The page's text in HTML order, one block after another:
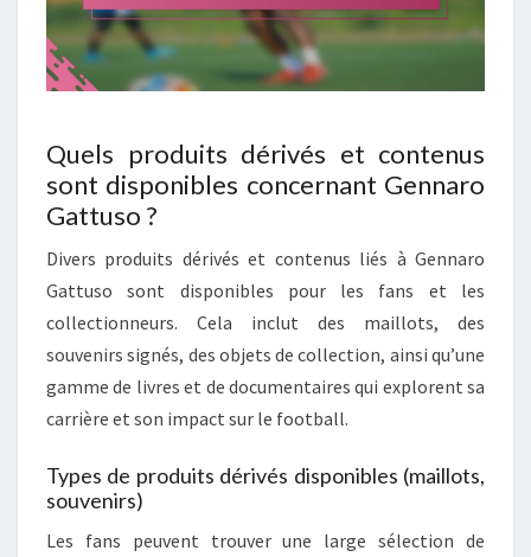
Quels produits dérivés et contenus
sont disponibles concernant Gennaro
Gattuso ?
Divers produits dérivés et contenus liés à Gennaro
Gattuso sont disponibles pour les fans et les
collectionneurs. Cela inclut des maillots, des
souvenirs signés, des objets de collection, ainsi qu’une
gamme de livres et de documentaires qui explorent sa
carrière et son impact sur le football.
Types de produits dérivés disponibles (maillots,
souvenirs)
Les fans peuvent trouver une large sélection de